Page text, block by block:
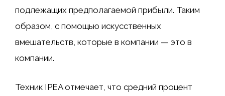
подлежащих предполагаемой прибыли. Таким
образом, с помощью искусственных
вмешательств, которые в компании — это в
компании.
Техник IPEA отмечает, что средний процент